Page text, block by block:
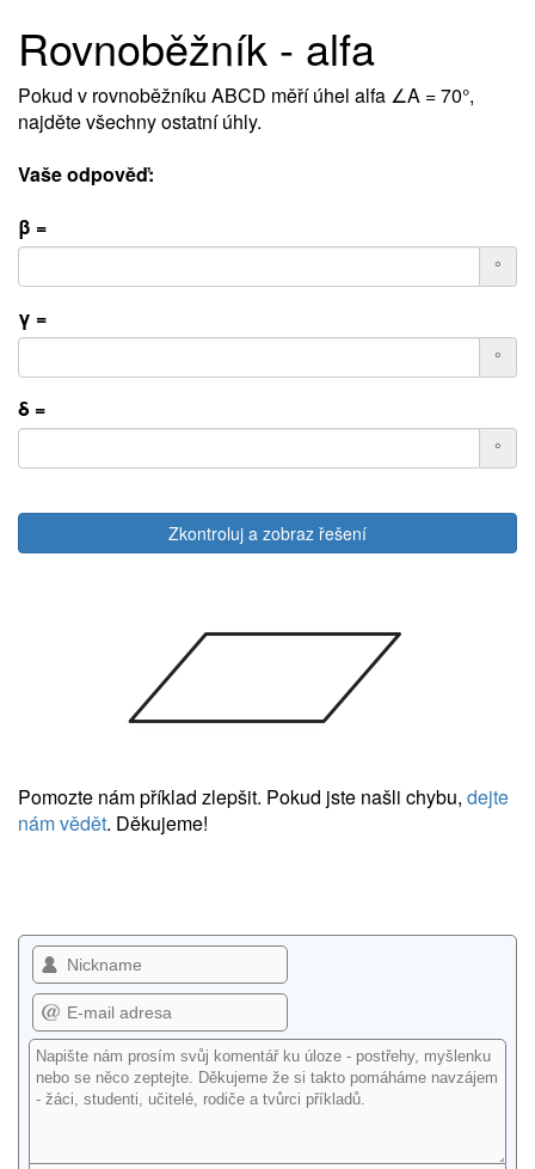
Rovnoběžník - alfa
Pokud v rovnoběžníku ABCD měří úhel alfa ∠A = 70°,
najděte všechny ostatní úhly.
Vaše odpověď:
β =
°
γ =
°
δ =
°
Zkontroluj a zobraz řešení
Pomozte nám příklad zlepšit. Pokud jste našli chybu, dejte
nám vědět. Děkujeme!